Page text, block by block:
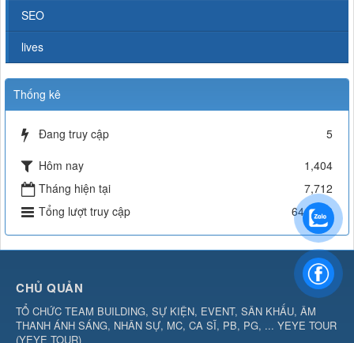
SEO
lives
Thống kê
Đang truy cập
5
Hôm nay
1,404
Tháng hiện tại
7,712
Tổng lượt truy cập
644,543
CHỦ QUẢN
TỔ CHỨC TEAM BUILDING, SỰ KIỆN, EVENT, SÂN KHẤU, ÂM
THANH ÁNH SÁNG, NHÂN SỰ, MC, CA SĨ, PB, PG, ... YEYE TOUR
(YEYE TOUR)